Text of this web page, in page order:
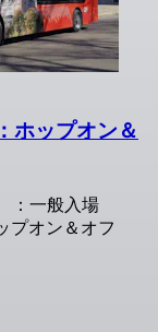
ホップオン＆
：一般入場
プオン＆オフ